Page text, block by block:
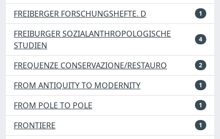
FREIBERGER FORSCHUNGSHEFTE. D 1
FREIBURGER SOZIALANTHROPOLOGISCHE
STUDIEN
4
FREQUENZE CONSERVAZIONE/RESTAURO 2
FROM ANTIQUITY TO MODERNITY 1
FROM POLE TO POLE 1
FRONTIERE 1